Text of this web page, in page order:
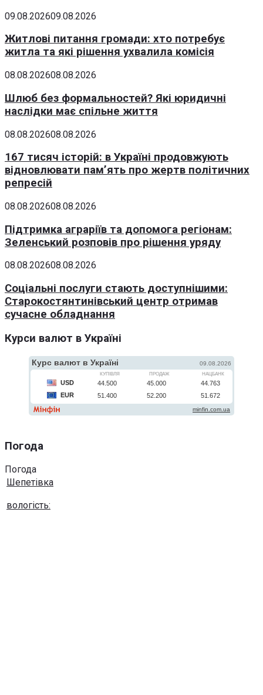
09.08.202609.08.2026
Житлові питання громади: хто потребує
житла та які рішення ухвалила комісія
08.08.202608.08.2026
Шлюб без формальностей? Які юридичні
наслідки має спільне життя
08.08.202608.08.2026
167 тисяч історій: в Україні продовжують
відновлювати пам’ять про жертв політичних
репресій
08.08.202608.08.2026
Підтримка аграріїв та допомога регіонам:
Зеленський розповів про рішення уряду
08.08.202608.08.2026
Соціальні послуги стають доступнішими:
Старокостянтинівський центр отримав
сучасне обладнання
Курси валют в Україні
Погода
Погода
Шепетівка
вологість: